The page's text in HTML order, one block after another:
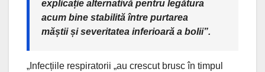
explicație alternativă pentru legătura
acum bine stabilită între purtarea
măștii și severitatea inferioară a bolii”.
„Infecțiile respiratorii „au crescut brusc în timpul